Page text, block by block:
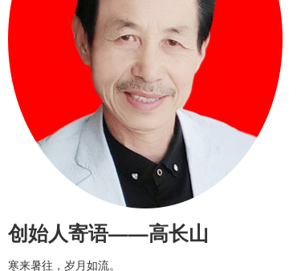
创始人寄语——高长山
寒来暑往，岁月如流。